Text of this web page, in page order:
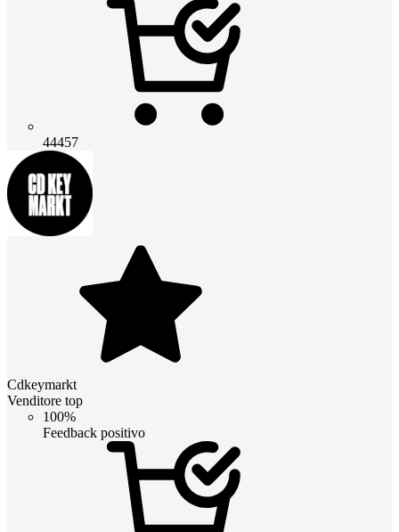
44457
Cdkeymarkt
Venditore top
100%
Feedback positivo